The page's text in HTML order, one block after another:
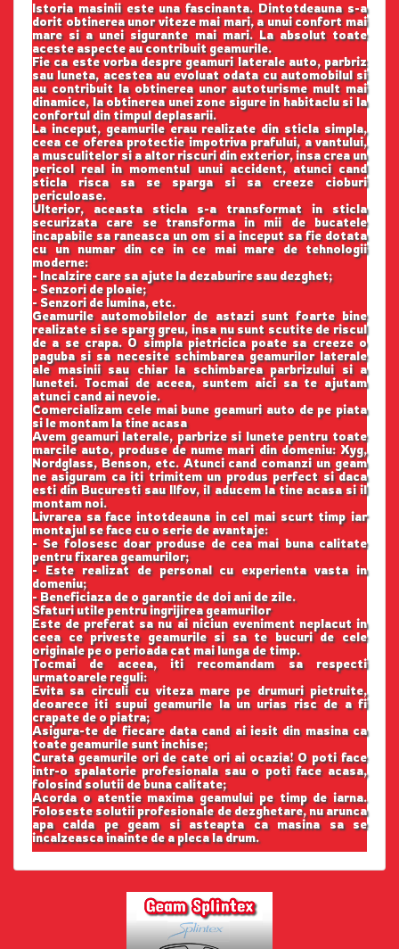
Istoria masinii este una fascinanta. Dintotdeauna s-a
dorit obtinerea unor viteze mai mari, a unui confort mai
mare si a unei sigurante mai mari. La absolut toate
aceste aspecte au contribuit geamurile.
Fie ca este vorba despre geamuri laterale auto, parbriz
sau luneta, acestea au evoluat odata cu automobilul si
au contribuit la obtinerea unor autoturisme mult mai
dinamice, la obtinerea unei zone sigure in habitaclu si la
confortul din timpul deplasarii.
La inceput, geamurile erau realizate din sticla simpla,
ceea ce oferea protectie impotriva prafului, a vantului,
a musculitelor si a altor riscuri din exterior, insa crea un
pericol real in momentul unui accident, atunci cand
sticla risca sa se sparga si sa creeze cioburi
periculoase.
Ulterior, aceasta sticla s-a transformat in sticla
securizata care se transforma in mii de bucatele
incapabile sa raneasca un om si a inceput sa fie dotata
cu un numar din ce in ce mai mare de tehnologii
moderne:
- Incalzire care sa ajute la dezaburire sau dezghet;
- Senzori de ploaie;
- Senzori de lumina, etc.
Geamurile automobilelor de astazi sunt foarte bine
realizate si se sparg greu, insa nu sunt scutite de riscul
de a se crapa. O simpla pietricica poate sa creeze o
paguba si sa necesite schimbarea geamurilor laterale
ale masinii sau chiar la schimbarea parbrizului si a
lunetei. Tocmai de aceea, suntem aici sa te ajutam
atunci cand ai nevoie.
Comercializam cele mai bune geamuri auto de pe piata
si le montam la tine acasa
Avem geamuri laterale, parbrize si lunete pentru toate
marcile auto, produse de nume mari din domeniu: Xyg,
Nordglass, Benson, etc. Atunci cand comanzi un geam
ne asiguram ca iti trimitem un produs perfect si daca
esti din Bucuresti sau Ilfov, il aducem la tine acasa si il
montam noi.
Livrarea sa face intotdeauna in cel mai scurt timp iar
montajul se face cu o serie de avantaje:
- Se folosesc doar produse de cea mai buna calitate
pentru fixarea geamurilor;
- Este realizat de personal cu experienta vasta in
domeniu;
- Beneficiaza de o garantie de doi ani de zile.
Sfaturi utile pentru ingrijirea geamurilor
Este de preferat sa nu ai niciun eveniment neplacut in
ceea ce priveste geamurile si sa te bucuri de cele
originale pe o perioada cat mai lunga de timp.
Tocmai de aceea, iti recomandam sa respecti
urmatoarele reguli:
Evita sa circuli cu viteza mare pe drumuri pietruite,
deoarece iti supui geamurile la un urias risc de a fi
crapate de o piatra;
Asigura-te de fiecare data cand ai iesit din masina ca
toate geamurile sunt inchise;
Curata geamurile ori de cate ori ai ocazia! O poti face
intr-o spalatorie profesionala sau o poti face acasa,
folosind solutii de buna calitate;
Acorda o atentie maxima geamului pe timp de iarna.
Foloseste solutii profesionale de dezghetare, nu arunca
apa calda pe geam si asteapta ca masina sa se
incalzeasca inainte de a pleca la drum.